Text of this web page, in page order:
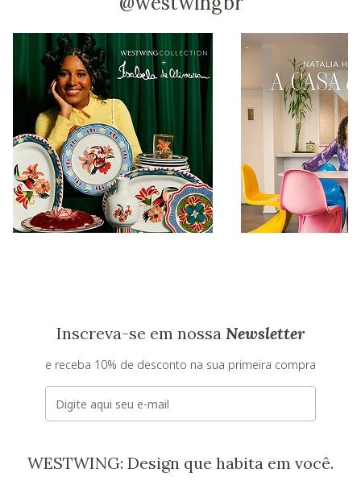
Inscreva-se em nossa Newsletter
e receba 10% de desconto na sua primeira compra
E-mail
WESTWING: Design que habita em você.